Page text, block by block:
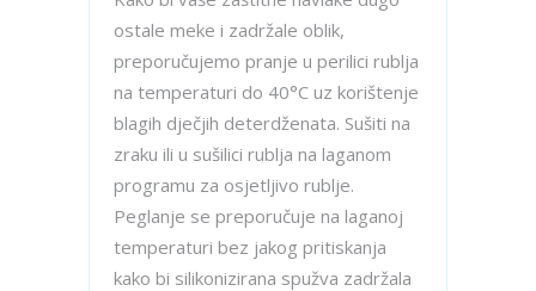
ostale meke i zadržale oblik,
preporučujemo pranje u perilici rublja
na temperaturi do 40°C uz korištenje
blagih dječjih deterdženata. Sušiti na
zraku ili u sušilici rublja na laganom
programu za osjetljivo rublje.
Peglanje se preporučuje na laganoj
temperaturi bez jakog pritiskanja
kako bi silikonizirana spužva zadržala